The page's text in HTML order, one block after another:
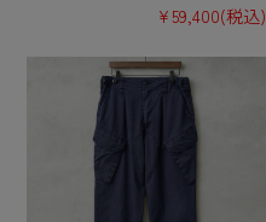
¥59,400(税込)